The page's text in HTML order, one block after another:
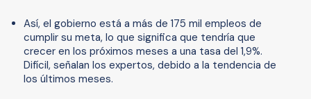
Así, el gobierno está a más de 175 mil empleos de
cumplir su meta, lo que significa que tendría que
crecer en los próximos meses a una tasa del 1,9%.
Difícil, señalan los expertos, debido a la tendencia de
los últimos meses.